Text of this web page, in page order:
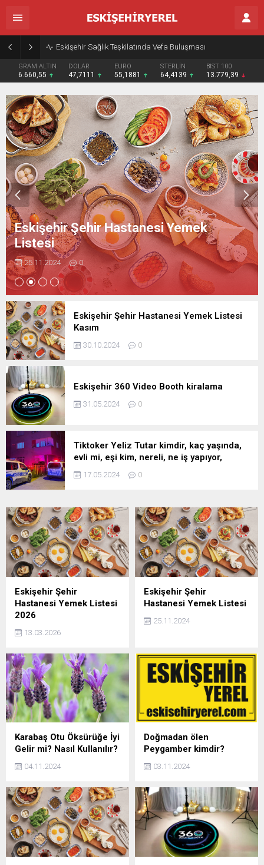
Eskişehir Sağlık Teşkilatında Vefa Buluşması
GRAM ALTIN
6.660,55
DOLAR
47,7111
EURO
55,1881
STERLİN
64,4139
BIST 100
13.779,39
Eskişehir Şehir Hastanesi Yemek
Listesi
25.11.2024 0
Eskişehir Şehir Hastanesi Yemek Listesi
Kasım
30.10.2024 0
Eskişehir 360 Video Booth kiralama
31.05.2024 0
Tiktoker Yeliz Tutar kimdir, kaç yaşında,
evli mi, eşi kim, nereli, ne iş yapıyor,
TikTok hesabı?
17.05.2024 0
Eskişehir Şehir
Hastanesi Yemek Listesi
2026
13.03.2026
Eskişehir Şehir
Hastanesi Yemek Listesi
25.11.2024
Karabaş Otu Öksürüğe İyi
Gelir mi? Nasıl Kullanılır?
04.11.2024
Doğmadan ölen
Peygamber kimdir?
03.11.2024